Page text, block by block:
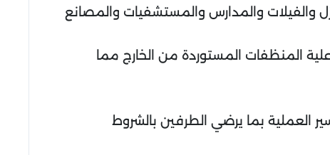
والفيلات والمدارس والمستشفيات والمصانع
المنظفات المستوردة من الخارج مما
العملية بما يرضي الطرفين بالشروط